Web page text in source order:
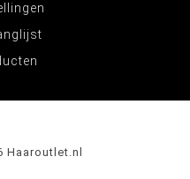
Haaroutlet.nl